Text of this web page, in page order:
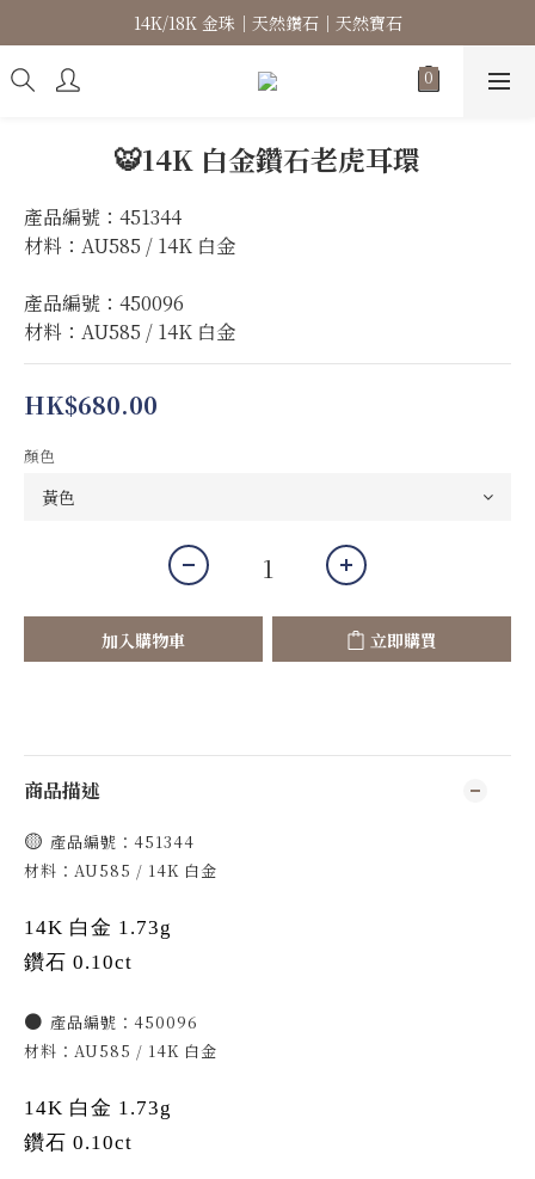
高級珠寶｜專屬訂製｜珠寶維修
14K/18K 金珠｜天然鑽石｜天然寶石
高級珠寶｜專屬訂製｜珠寶維修
🐯14K 白金鑽石老虎耳環
產品編號：451344
材料：AU585 / 14K 白金
產品編號：450096
材料：AU585 / 14K 白金
HK$680.00
顏色
加入購物車 立即購買
商品描述
🟡 產品編號：451344
材料：AU585 / 14K 白金
14K 白金 1.73g
鑽石 0.10ct
⚫️ 產品編號：450096
材料：AU585 / 14K 白金
14K 白金 1.73g
鑽石 0.10ct